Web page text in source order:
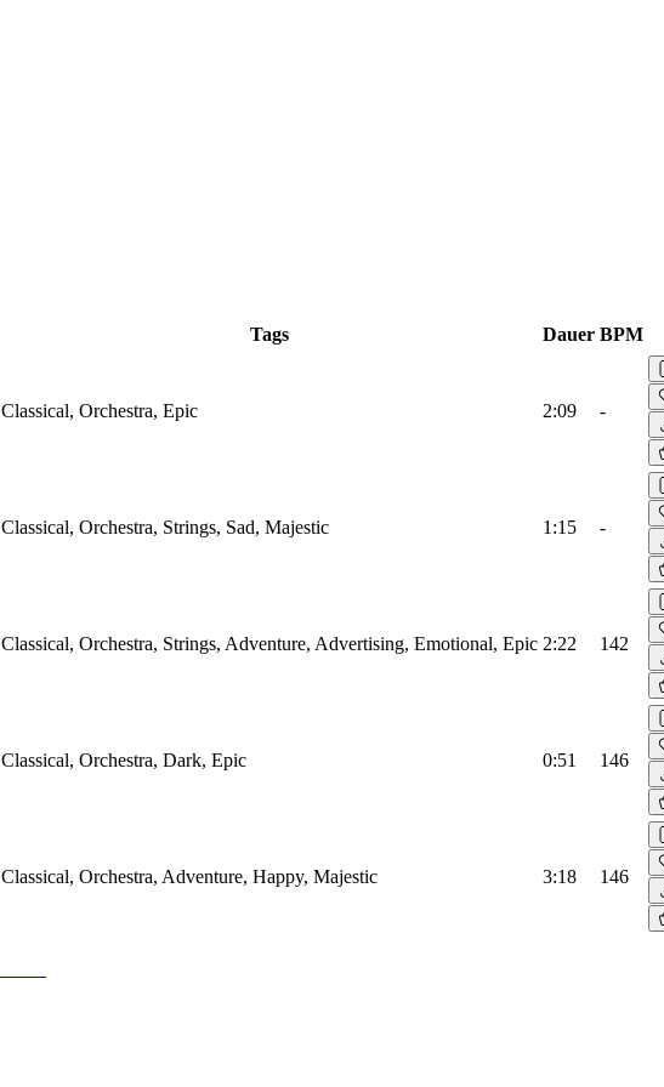
Tags Dauer BPM
Classical, Orchestra, Epic 2:09 -
Classical, Orchestra, Strings, Sad, Majestic 1:15 -
Classical, Orchestra, Strings, Adventure, Advertising, Emotional, Epic 2:22 142
Classical, Orchestra, Dark, Epic 0:51 146
Classical, Orchestra, Adventure, Happy, Majestic 3:18 146